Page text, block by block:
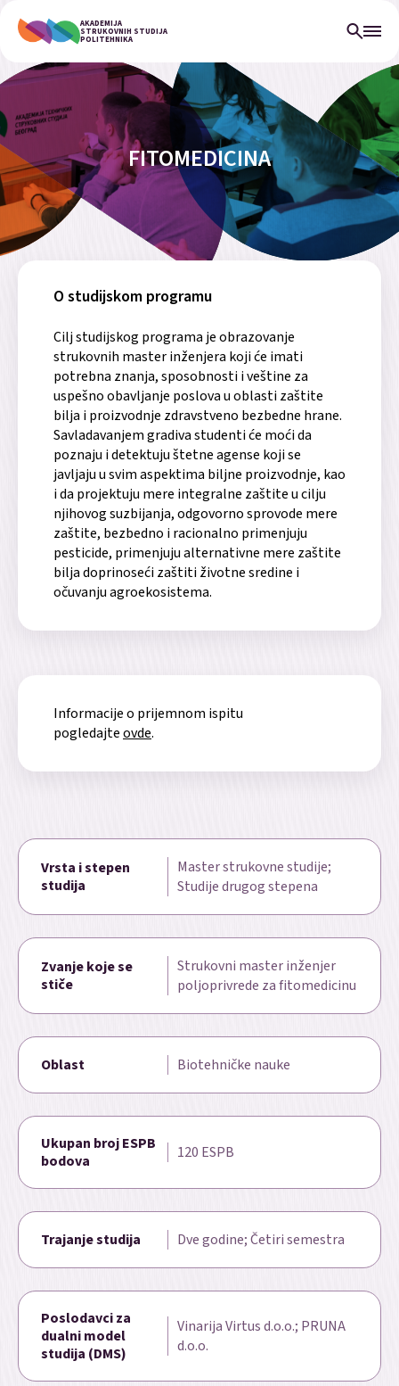
AKADEMIJA
STRUKOVNIH STUDIJA
POLITEHNIKA
FITOMEDICINA
O studijskom programu
Cilj studijskog programa je obrazovanje
strukovnih master inženjera koji će imati
potrebna znanja, sposobnosti i veštine za
uspešno obavljanje poslova u oblasti zaštite
bilja i proizvodnje zdravstveno bezbedne hrane.
Savladavanjem gradiva studenti će moći da
poznaju i detektuju štetne agense koji se
javljaju u svim aspektima biljne proizvodnje, kao
i da projektuju mere integralne zaštite u cilju
njihovog suzbijanja, odgovorno sprovode mere
zaštite, bezbedno i racionalno primenjuju
pesticide, primenjuju alternativne mere zaštite
bilja doprinoseći zaštiti životne sredine i
očuvanju agroekosistema.
Informacije o prijemnom ispitu
pogledajteovde.
Vrsta i stepen
studija
Master strukovne studije;
Studije drugog stepena
Zvanje koje se
stiče
Strukovni master inženjer
poljoprivrede za fitomedicinu
Oblast Biotehničke nauke
Ukupan broj ESPB
bodova
120 ESPB
Trajanje studija Dve godine; Četiri semestra
Poslodavci za
dualni model
studija (DMS)
Vinarija Virtus d.o.o.; PRUNA
d.o.o.